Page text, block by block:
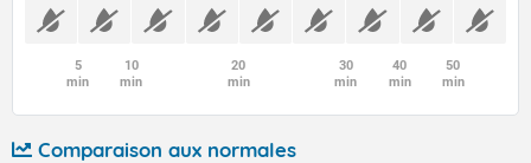
5
min
10
min
20
min
30
min
40
min
50
min
Comparaison aux normales